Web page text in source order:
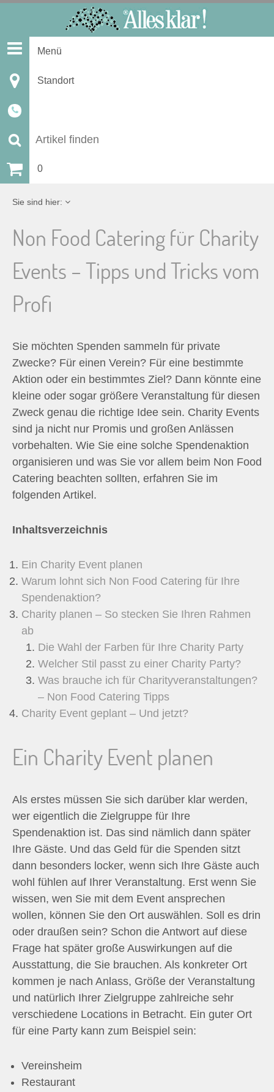
Menü
Standort
c
n
a
c
:
0
Sie sind hier:
Non Food Catering für Charity
Events – Tipps und Tricks vom
Profi
Sie möchten Spenden sammeln für private
Zwecke? Für einen Verein? Für eine bestimmte
Aktion oder ein bestimmtes Ziel? Dann könnte eine
kleine oder sogar größere Veranstaltung für diesen
Zweck genau die richtige Idee sein. Charity Events
sind ja nicht nur Promis und großen Anlässen
vorbehalten. Wie Sie eine solche Spendenaktion
organisieren und was Sie vor allem beim Non Food
Catering beachten sollten, erfahren Sie im
folgenden Artikel.
Inhaltsverzeichnis
Ein Charity Event planen
Warum lohnt sich Non Food Catering für Ihre
Spendenaktion?
Charity planen – So stecken Sie Ihren Rahmen
ab
Die Wahl der Farben für Ihre Charity Party
Welcher Stil passt zu einer Charity Party?
Was brauche ich für Charityveranstaltungen?
– Non Food Catering Tipps
Charity Event geplant – Und jetzt?
Ein Charity Event planen
Als erstes müssen Sie sich darüber klar werden,
wer eigentlich die Zielgruppe für Ihre
Spendenaktion ist. Das sind nämlich dann später
Ihre Gäste. Und das Geld für die Spenden sitzt
dann besonders locker, wenn sich Ihre Gäste auch
wohl fühlen auf Ihrer Veranstaltung. Erst wenn Sie
wissen, wen Sie mit dem Event ansprechen
wollen, können Sie den Ort auswählen. Soll es drin
oder draußen sein? Schon die Antwort auf diese
Frage hat später große Auswirkungen auf die
Ausstattung, die Sie brauchen. Als konkreter Ort
kommen je nach Anlass, Größe der Veranstaltung
und natürlich Ihrer Zielgruppe zahlreiche sehr
verschiedene Locations in Betracht. Ein guter Ort
für eine Party kann zum Beispiel sein:
Vereinsheim
Restaurant